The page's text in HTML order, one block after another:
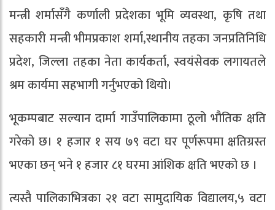
मन्त्री शर्मासँगै कर्णाली प्रदेशका भूमि व्यवस्था, कृषि तथा
सहकारी मन्त्री भीमप्रकाश शर्मा,स्थानीय तहका जनप्रतिनिधि
प्रदेश, जिल्ला तहका नेता कार्यकर्ता, स्वयंसेवक लगायतले
श्रम कार्यमा सहभागी गर्नुभएको थियो।
भूकम्पबाट सल्यान दार्मा गाउँपालिकामा ठूलो भौतिक क्षति
गरेको छ। १ हजार १ सय ७९ वटा घर पूर्णरूपमा क्षतिग्रस्त
भएका छन् भने १ हजार ८१ घरमा आंशिक क्षति भएको छ ।
त्यस्तै पालिकाभित्रका २१ वटा सामुदायिक विद्यालय,५ वटा